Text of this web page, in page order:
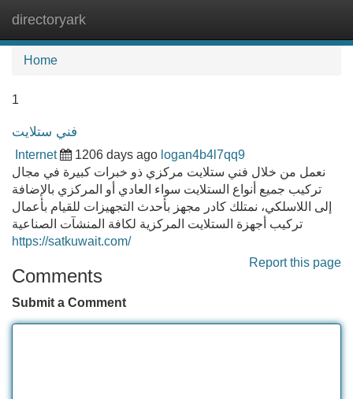
directoryark
Home
1
فني ستلايت
Internet 1206 days ago logan4b4l7qq9
نعمل من خلال فني ستلايت مركزي ذو خبرات كبيرة في مجال
تركيب جميع أنواع الستلايت سواء العادي أو المركزي بالإضافة
إلى اللاسلكي، نمتلك كادر مجهز بأحدث التجهيزات للقيام بأعمال
تركيب أجهزة الستلايت المركزية لكافة المنشآت الصناعية
https://satkuwait.com/
Report this page
Comments
Submit a Comment